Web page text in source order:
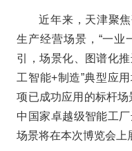
近年来，天津聚
生产经营场景，“一业
引，场景化、图谱化
工智能+制造”典型应
项已成功应用的标杆
中国家卓越级智能工
场景将在本次博览会上